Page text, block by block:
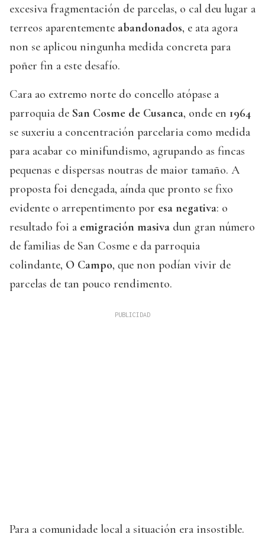
excesiva fragmentación de parcelas, o cal deu lugar a
terreos aparentemente abandonados, e ata agora
non se aplicou ningunha medida concreta para
poñer fin a este desafío.
Cara ao extremo norte do concello atópase a
parroquia de San Cosme de Cusanca, onde en 1964
se suxeriu a concentración parcelaria como medida
para acabar co minifundismo, agrupando as fincas
pequenas e dispersas noutras de maior tamaño. A
proposta foi denegada, aínda que pronto se fixo
evidente o arrepentimento por esa negativa: o
resultado foi a emigración masiva dun gran número
de familias de San Cosme e da parroquia
colindante, O Campo, que non podían vivir de
parcelas de tan pouco rendimento.
Para a comunidade local a situación era insostible.